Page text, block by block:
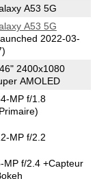
A53 5G
A53 5G
2022-03-
2400x1080
AMOLED
MP f/1.8
MP f/2.2
MP f/2.4 +Capteur